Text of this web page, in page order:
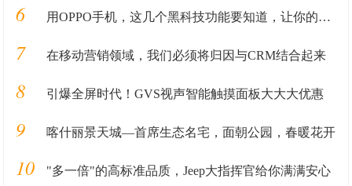
6 用OPPO手机，这几个黑科技功能要知道，让你的手机更加好用
7 在移动营销领域，我们必须将归因与CRM结合起来
8 引爆全屏时代！GVS视声智能触摸面板大大大优惠
9 喀什丽景天城—首席生态名宅，面朝公园，春暖花开
10 "多一倍"的高标准品质，Jeep大指挥官给你满满安心